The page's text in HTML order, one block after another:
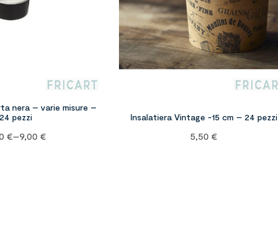
nera – varie misure –
24 pezzi
€–9,00 €
Insalatiera Vintage -15 cm – 24 pezzi
5,50€